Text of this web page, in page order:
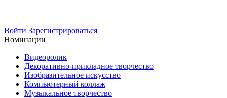
Войти Зарегистрироваться
Номинации
Видеоролик
Декоративно-прикладное творчество
Изобразительное искусство
Компьютерный коллаж
Музыкальное творчество